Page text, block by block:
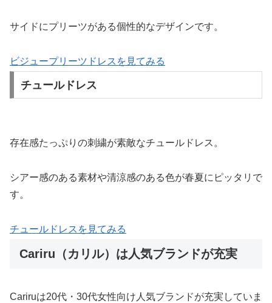
サイドにプリーツがある個性的なデザインです。
ビジュープリーツドレスを見てみる
チュールドレス
存在感たっぷりの刺繍が素敵なチュールドレス。
シアー感のある素材や清涼感のある色が春夏にピッタリで
す。
チュールドレスを見てみる
Cariru（カリル）は人気ブランドが充実
Cariruは20代・30代女性向け人気ブランドが充実していま